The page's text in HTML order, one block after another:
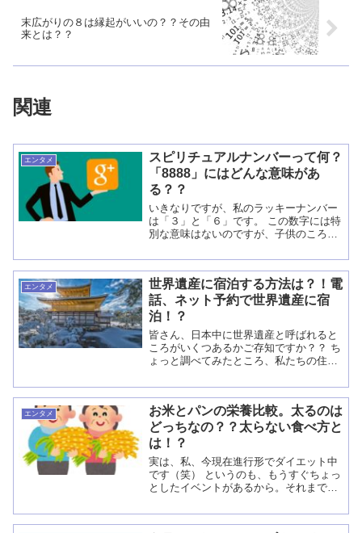
末広がりの８は縁起がいいの？？その由
来とは？？
関連
エンタメ
スピリチュアルナンバーって何？
「8888」にはどんな意味があ
る？？
いきなりですが、私のラッキーナンバー
は「３」と「６」です。 この数字には特
別な意味はないのですが、子供のころか
浮かんでくる数字でした。なので、何と
なく私にとってのラッキーナンバーにな
ったわけです（笑...
エンタメ
世界遺産に宿泊する方法は？！電
話、ネット予約で世界遺産に宿
泊！？
皆さん、日本中に世界遺産と呼ばれると
ころがいくつあるかご存知ですか？？ ち
ょっと調べてみたところ、私たちの住ん
と、4件の自然遺産。計22件もの世界遺
産があるんです。 結構沢山ある感じです
よね（＾＾） ...
エンタメ
お米とパンの栄養比較。太るのは
どっちなの？？太らない食べ方と
は！？
実は、私、今現在進行形でダイエット中
です（笑） というのも、もうすぐちょっ
としたイベントがあるから。それまで
を、ベスト体重まで戻す！！ と心に誓
ったからです。 お米とパン栄養比較太る